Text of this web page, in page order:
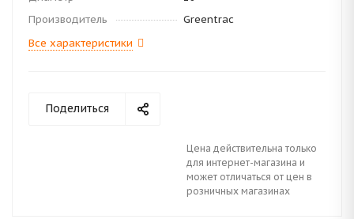
Производитель
Greentrac
Все характеристики
Поделиться
Цена действительна только
для интернет-магазина и
может отличаться от цен в
розничных магазинах